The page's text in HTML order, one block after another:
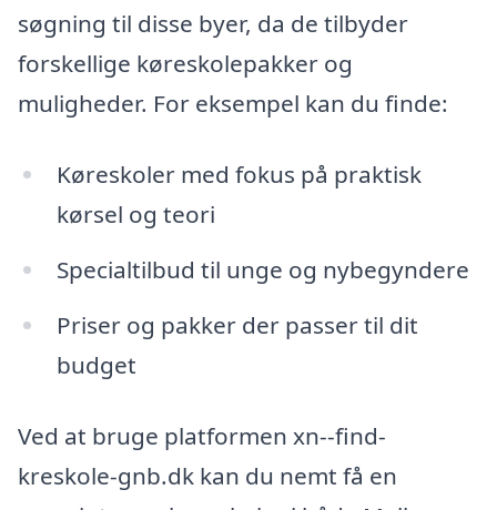
søgning til disse byer, da de tilbyder
forskellige køreskolepakker og
muligheder. For eksempel kan du finde:
Køreskoler med fokus på praktisk
kørsel og teori
Specialtilbud til unge og nybegyndere
Priser og pakker der passer til dit
budget
Ved at bruge platformen xn--find-
kreskole-gnb.dk kan du nemt få en